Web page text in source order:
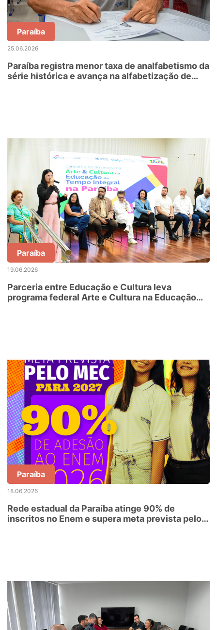
Paraíba
25.06.2026
Paraíba registra menor taxa de analfabetismo da
série histórica e avança na alfabetização de
Paraíba
19.06.2026
Parceria entre Educação e Cultura leva
programa federal Arte e Cultura na Educação
Paraíba
18.06.2026
Rede estadual da Paraíba atinge 90% de
inscritos no Enem e supera meta prevista pelo